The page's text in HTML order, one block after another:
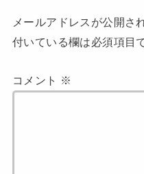
メールアドレスが公開さ
付いている欄は必須項目
コメント ※